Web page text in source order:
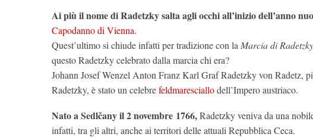
Ai più il nome di Radetzky salta agli occhi all’inizio dell’anno
Capodanno di Vienna.
Quest’ultimo si chiude infatti per tradizione con la Marcia di Radetzky
questo Radetzky celebrato dalla marcia chi era?
Johann Josef Wenzel Anton Franz Karl Graf Radetzky von Radetz,
Radetzky, è stato un celebrefeldmaresciallodell’Impero austriaco.
Nato a Sedlčany il 2 novembre 1766,Radetzky veniva da una
infatti, tra gli altri, anche ai territori delle attuali Repubblica Ceca.